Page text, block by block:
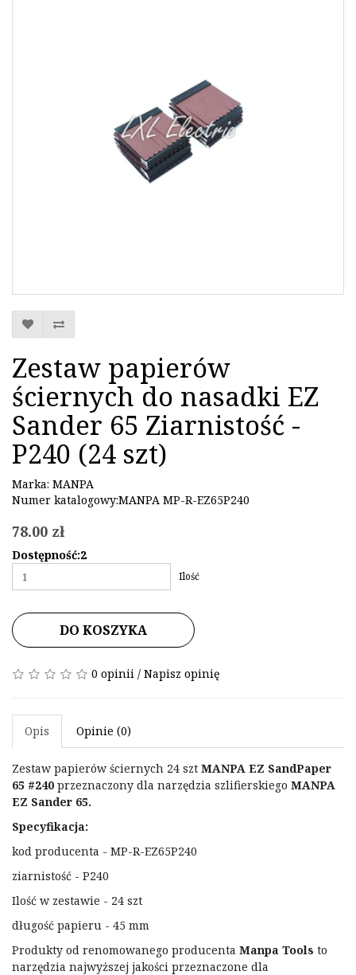
Zestaw papierów
ściernych do nasadki EZ
Sander 65 Ziarnistość -
P240 (24 szt)
Marka: MANPA
Numer katalogowy:MANPA MP-R-EZ65P240
78.00 zł
Dostępność:2
Ilość
DO KOSZYKA
0 opinii / Napisz opinię
Opis Opinie (0)
Zestaw papierów ściernych 24 szt MANPA EZ SandPaper
65 #240 przeznaczony dla narzędzia szlifierskiego MANPA
EZ Sander 65.
Specyfikacja:
kod producenta - MP-R-EZ65P240
ziarnistość - P240
Ilość w zestawie - 24 szt
długość papieru - 45 mm
Produkty od renomowanego producenta Manpa Tools to
narzędzia najwyższej jakości przeznaczone dla